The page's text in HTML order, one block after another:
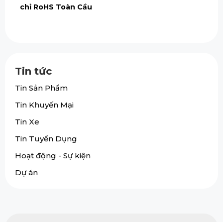
chỉ RoHS Toàn Cầu
Tin tức
Tin Sản Phẩm
Tin Khuyến Mại
Tin Xe
Tin Tuyển Dụng
Hoạt động - Sự kiện
Dự án